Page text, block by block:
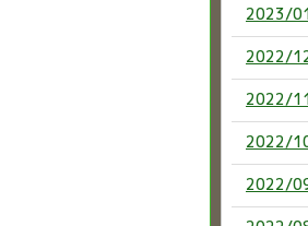
2023/
2022/
2022/
2022/
2022/